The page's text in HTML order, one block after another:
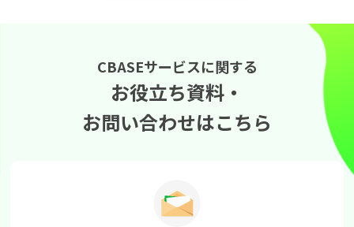
CBASEサービスに関する
お役立ち資料・
お問い合わせはこちら